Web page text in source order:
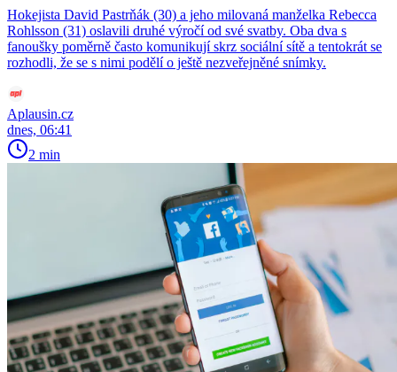
Hokejista David Pastrňák (30) a jeho milovaná manželka Rebecca
Rohlsson (31) oslavili druhé výročí od své svatby. Oba dva s
fanoušky poměrně často komunikují skrz sociální sítě a tentokrát se
rozhodli, že se s nimi podělí o ještě nezveřejněné snímky.
Aplausin.cz
dnes, 06:41
2 min